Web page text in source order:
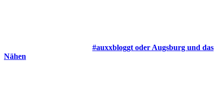
#auxxbloggt oder Augsburg und das
Nähen